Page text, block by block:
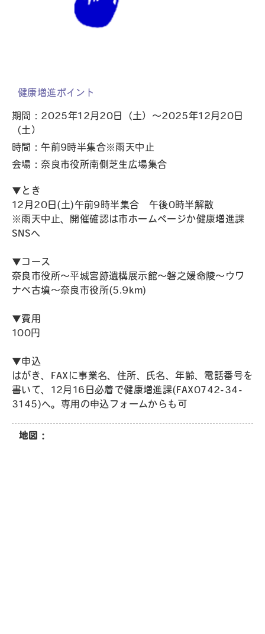
健康増進ポイント
期間：2025年12月20日（土）～2025年12月20日
（土）
時間：午前9時半集合※雨天中止
会場：奈良市役所南側芝生広場集合
▼とき
12月20日(土)午前9時半集合 午後0時半解散
※雨天中止、開催確認は市ホームページか健康増進課
SNSへ
▼コース
奈良市役所～平城宮跡遺構展示館～磐之媛命陵～ウワ
ナベ古墳～奈良市役所(5.9km)
▼費用
100円
▼申込
はがき、FAXに事業名、住所、氏名、年齢、電話番号を
書いて、12月16日必着で健康増進課(FAX0742-34-
3145)へ。専用の申込フォームからも可
地図：